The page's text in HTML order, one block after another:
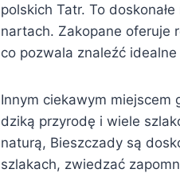
polskich Tatr. To
nartach. Zakopane oferuje
co pozwala znaleźć
Innym ciekawym miejscem
dziką przyrodę i wiele
naturą, Bieszczady są
szlakach, zwiedzać